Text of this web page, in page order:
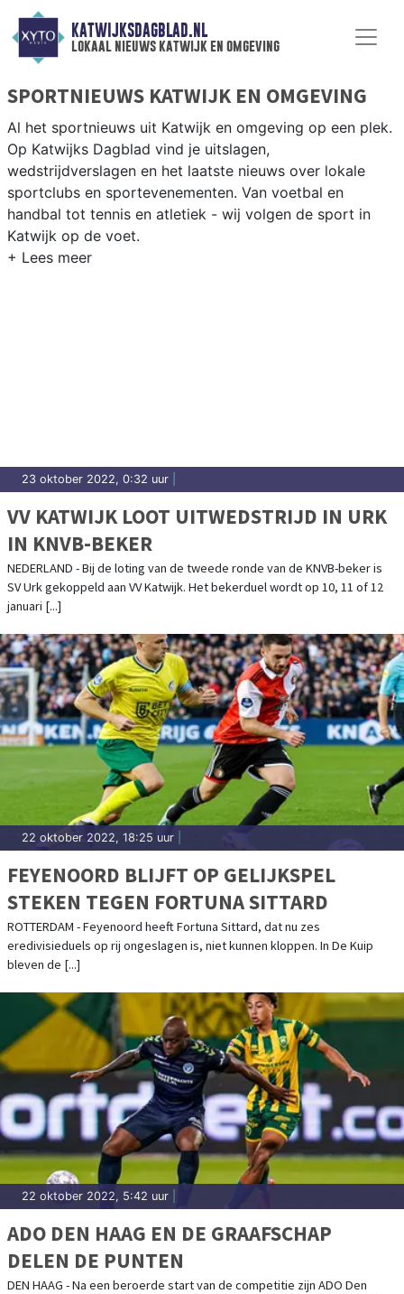
KATWIJKSDAGBLAD.NL
lokaal nieuws katwijk en omgeving
SPORTNIEUWS KATWIJK EN OMGEVING
Al het sportnieuws uit Katwijk en omgeving op een plek.
Op Katwijks Dagblad vind je uitslagen,
wedstrijdverslagen en het laatste nieuws over lokale
sportclubs en sportevenementen. Van voetbal en
handbal tot tennis en atletiek - wij volgen de sport in
Katwijk op de voet.
23 oktober 2022, 0:32 uur
VV KATWIJK LOOT UITWEDSTRIJD IN URK
IN KNVB-BEKER
NEDERLAND - Bij de loting van de tweede ronde van de KNVB-beker is
SV Urk gekoppeld aan VV Katwijk. Het bekerduel wordt op 10, 11 of 12
januari [...]
22 oktober 2022, 18:25 uur
FEYENOORD BLIJFT OP GELIJKSPEL
STEKEN TEGEN FORTUNA SITTARD
ROTTERDAM - Feyenoord heeft Fortuna Sittard, dat nu zes
eredivisieduels op rij ongeslagen is, niet kunnen kloppen. In De Kuip
bleven de [...]
22 oktober 2022, 5:42 uur
ADO DEN HAAG EN DE GRAAFSCHAP
DELEN DE PUNTEN
DEN HAAG - Na een beroerde start van de competitie zijn ADO Den